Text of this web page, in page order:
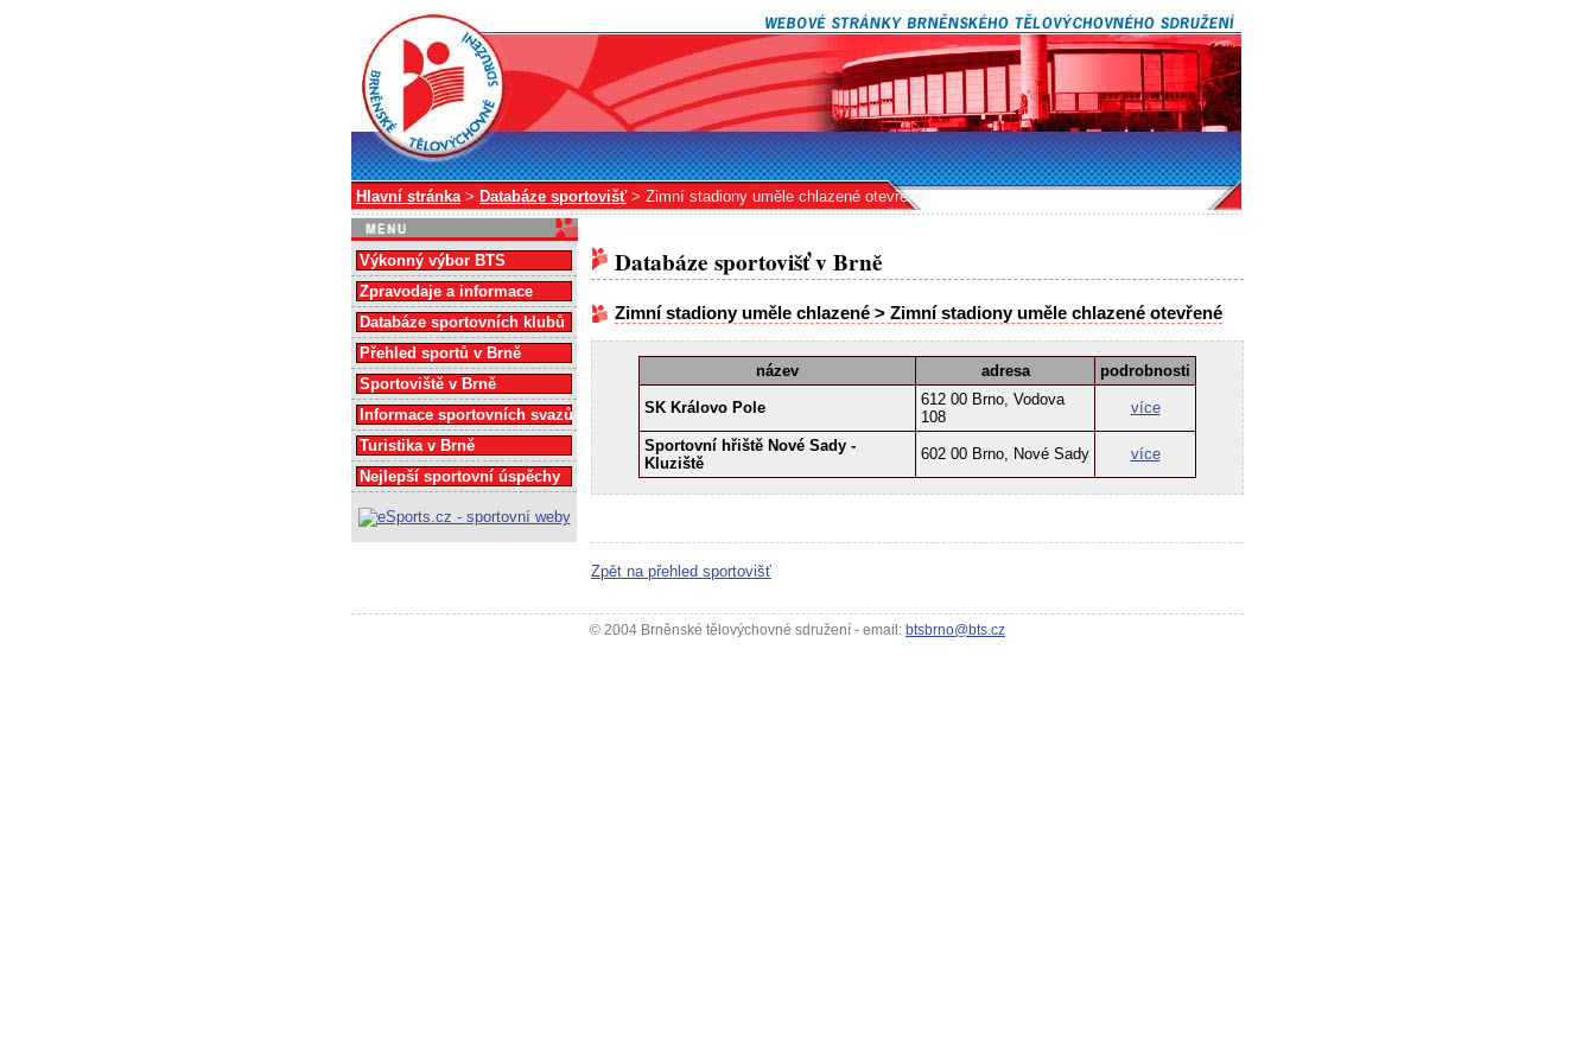
Hlavní stránka> Databáze sportovišť> Zimní stadiony uměle chlazené otevřené
Databáze sportovišť v Brně
Zimní stadiony uměle chlazené > Zimní stadiony uměle chlazené otevřené
název adresa podrobnosti
SK Královo Pole
612 00 Brno, Vodova
108
více
Sportovní hřiště Nové Sady -
Kluziště
602 00 Brno, Nové Sady více
Zpět na přehled sportovišť
Výkonný výbor BTS
Zpravodaje a informace
Databáze sportovních klubů
Přehled sportů v Brně
Sportoviště v Brně
Informace sportovních svazů
Turistika v Brně
Nejlepší sportovní úspěchy
© 2004 Brněnské tělovýchovné sdružení - email: btsbrno@bts.cz